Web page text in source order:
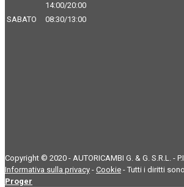
14:00/20:00
SABATO
08:30/13:00
Copyright © 2020 - AUTORICAMBI G. & G. S.R.L. -
Informativa sulla privacy - Cookie - Tutti i diritti
Proger